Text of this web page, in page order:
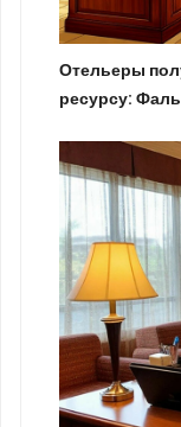
Отельеры
ресурсу: